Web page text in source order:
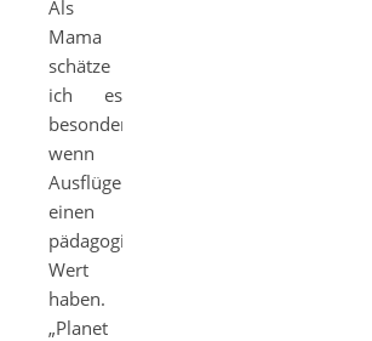
Als
Mama
schätze
ich es
besonders,
wenn
Ausflüge
einen
pädagogischen
Wert
haben.
„Planet